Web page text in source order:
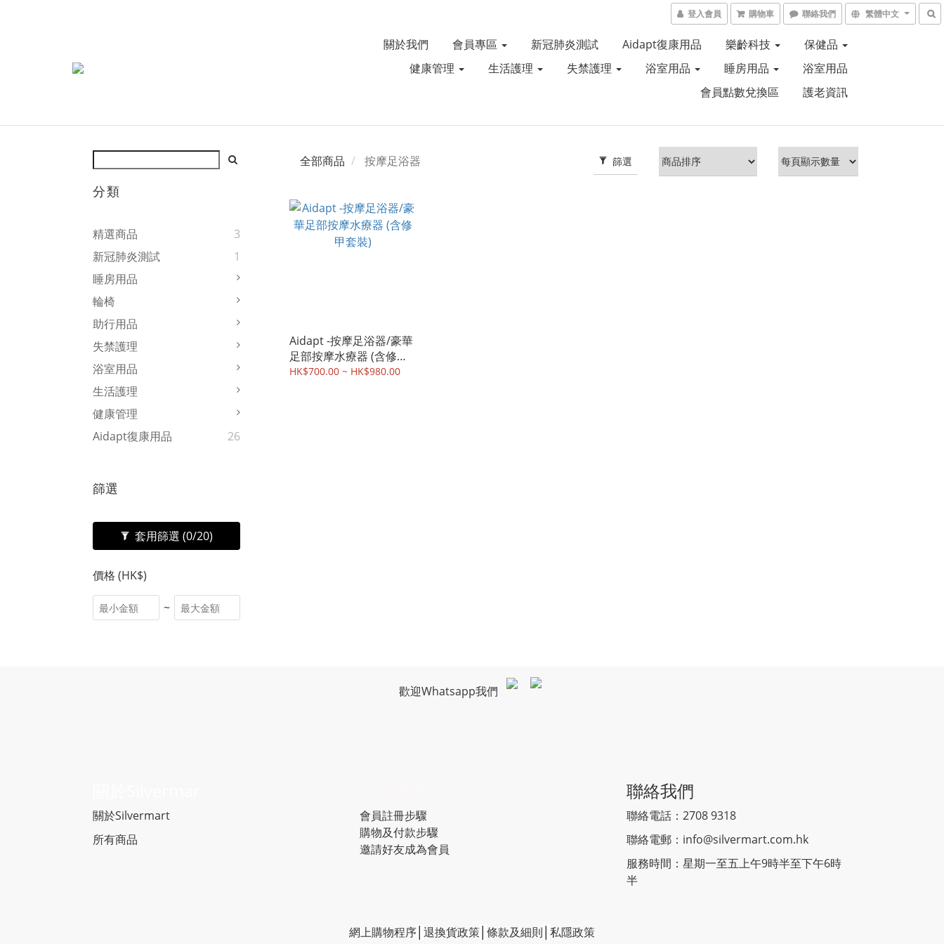
登入會員 購物車 聯絡我們 繁體中文
關於我們 會員專區 新冠肺炎測試 Aidapt復康用品 樂齡科技
保健品
健康管理
生活護理 失禁護理 浴室用品 睡房用品
浴室用品
會員點數兌換區
護老資訊
分類
精選商品
3
新冠肺炎測試
1
睡房用品
輪椅
助行用品
失禁護理
浴室用品
生活護理
健康管理
Aidapt復康用品
26
篩選
套用篩選 (0/20)
價格 (HK$)
~
篩選
全部商品 按摩足浴器
Aidapt -按摩足浴器/豪華
足部按摩水療器 (含修甲
套裝)
HK$700.00 ~ HK$980.00
歡迎Whatsapp我們
關於Silvermart
所有商品
會員註冊步驟
購物及付款步驟
邀請好友成為會員
聯絡我們
聯絡電話：2708 9318
聯絡電郵： info@silvermart.com.hk
服務時間：星期一至五上午9時半至下午6時
半
網上購物程序 退換貨政策 條款及細則 私隱政策